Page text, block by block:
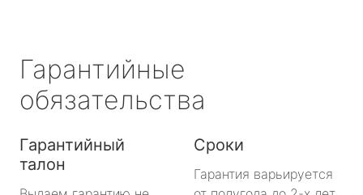
Гарантийные
обязательства
Гарантийный
талон
Сроки
Гарантия варьируется